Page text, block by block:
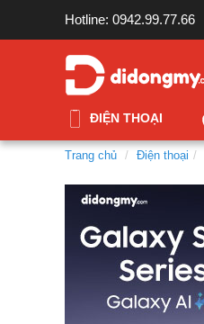
Hotline: 0942.99.77.66
ĐIỆN THOẠI
Trang chủ Điện thoại